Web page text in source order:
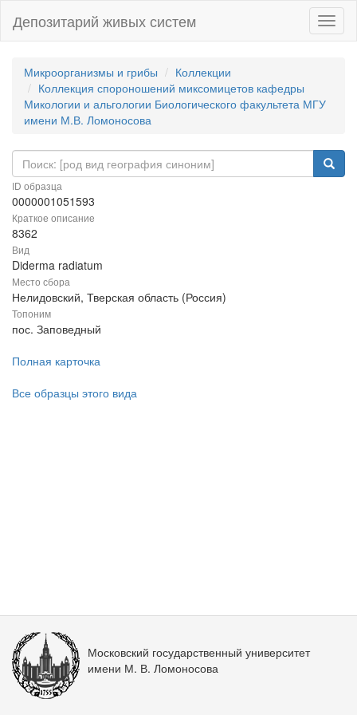
Депозитарий живых систем
Микроорганизмы и грибы
Коллекции
Коллекция спороношений миксомицетов кафедры
Микологии и альгологии Биологического факультета МГУ
имени М.В. Ломоносова
ID образца
0000001051593
Краткое описание
8362
Вид
Diderma radiatum
Место сбора
Нелидовский, Тверская область (Россия)
Топоним
пос. Заповедный
Полная карточка
Все образцы этого вида
Московский государственный университет
имени М. В. Ломоносова